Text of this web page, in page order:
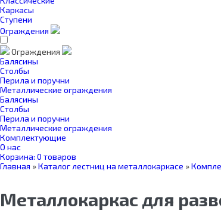
Каркасы
Ступени
Ограждения
Ограждения
Балясины
Столбы
Перила и поручни
Металлические ограждения
Балясины
Столбы
Перила и поручни
Металлические ограждения
Комплектующие
О нас
Корзина: 0 товаров
Главная »Каталог лестниц на металлокаркасе »
Металлокаркас для